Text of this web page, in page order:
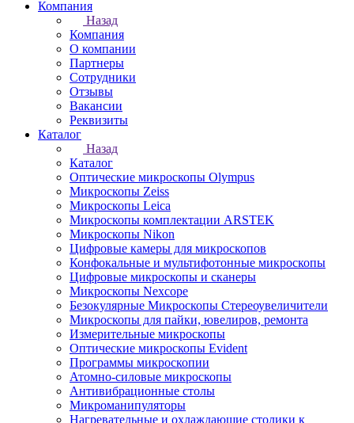
Компания
Назад
Компания
О компании
Партнеры
Сотрудники
Отзывы
Вакансии
Реквизиты
Каталог
Назад
Каталог
Оптические микроскопы Olympus
Микроскопы Zeiss
Микроскопы Leica
Микроскопы комплектации ARSTEK
Микроскопы Nikon
Цифровые камеры для микроскопов
Конфокальные и мультифотонные микроскопы
Цифровые микроскопы и сканеры
Микроскопы Nexcope
Безокулярные Микроскопы Стереоувеличители
Микроскопы для пайки, ювелиров, ремонта
Измерительные микроскопы
Оптические микроскопы Evident
Программы микроскопии
Атомно-силовые микроскопы
Антивибрационные столы
Микроманипуляторы
Нагревательные и охлаждающие столики к